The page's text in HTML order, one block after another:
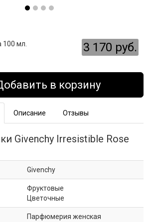
мл.
3 170 руб.
в корзину
Описание Отзывы
Givenchy Irresistible Rose
Givenchy
Фруктовые
Цветочные
Парфюмерия женская